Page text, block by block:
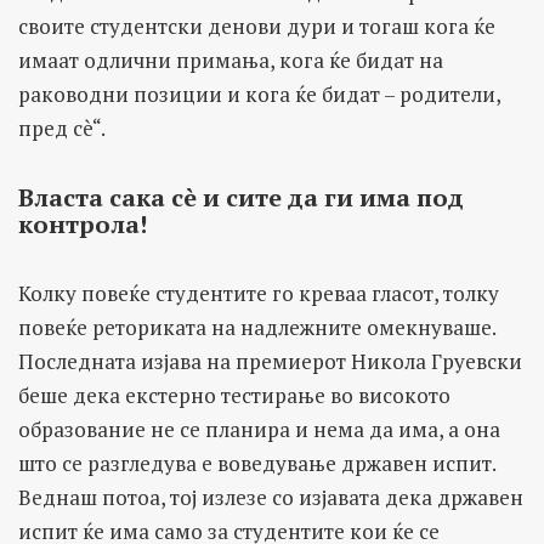
своите студентски денови дури и тогаш кога ќе
имаат одлични примања, кога ќе бидат на
раководни позиции и кога ќе бидат – родители,
пред сè“.
Власта сака сè и сите да ги има под
контрола!
Колку повеќе студентите го креваа гласот, толку
повеќе реториката на надлежните омекнуваше.
Последната изјава на премиерот Никола Груевски
беше дека екстерно тестирање во високото
образование не се планира и нема да има, а она
што се разгледува е воведување државен испит.
Веднаш потоа, тој излезе со изјавата дека државен
испит ќе има само за студентите кои ќе се